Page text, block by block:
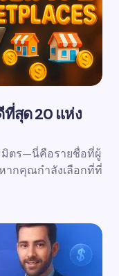
สุด 20 แห่ง
ตร—นี่คือรายชื่อที่ผู้
ากคุณกำลังเลือกที่ที่